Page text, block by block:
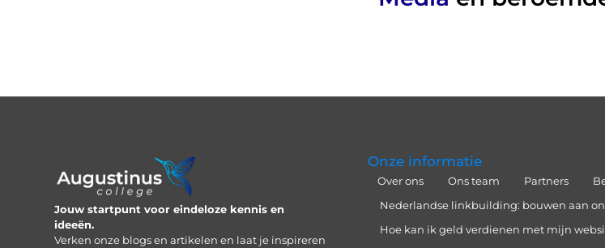
Jouw startpunt voor eindeloze kennis en
ideeën.
Verken onze blogs en artikelen en laat je inspireren
Onze informatie
Over ons Ons team Partners
Nederlandse linkbuilding: bouwen aan
Hoe kan ik geld verdienen met mijn